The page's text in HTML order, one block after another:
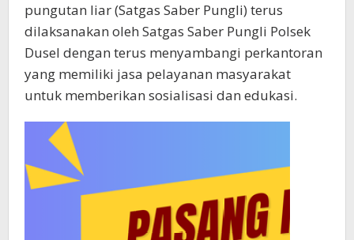
pungutan liar (Satgas Saber Pungli) terus
dilaksanakan oleh Satgas Saber Pungli Polsek
Dusel dengan terus menyambangi perkantoran
yang memiliki jasa pelayanan masyarakat
untuk memberikan sosialisasi dan edukasi.